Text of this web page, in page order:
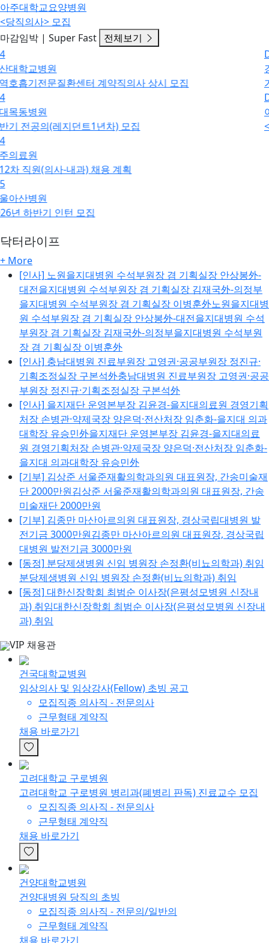
아주대학교요양병원
<당직의사> 모집
마감임박 | Super Fast 전체보기
D-5
경기도의료원 의정부병원
가정의학과 전문의사(비정규직) 초빙 공고
D-25
아주대학교요양병원
<당직의사> 모집
닥터라이프
+ More
[인사] 노원을지대병원 수석부원장 겸 기획실장 안상봉外-
대전을지대병원 수석부원장 겸 기획실장 김재국外-의정부
을지대병원 수석부원장 겸 기획실장 이병훈外노원을지대병
원 수석부원장 겸 기획실장 안상봉外-대전을지대병원 수석
부원장 겸 기획실장 김재국外-의정부을지대병원 수석부원
장 겸 기획실장 이병훈外
[인사] 충남대병원 진료부원장 고영권·공공부원장 정진규·
기획조정실장 구본석外충남대병원 진료부원장 고영권·공공
부원장 정진규·기획조정실장 구본석外
[인사] 을지재단 운영본부장 김윤경-을지대의료원 경영기획
처장 손병관·약제국장 양은덕·전산처장 임춘화-을지대 의과
대학장 유승민外을지재단 운영본부장 김윤경-을지대의료
원 경영기획처장 손병관·약제국장 양은덕·전산처장 임춘화-
을지대 의과대학장 유승민外
[기부] 김상준 서울준재활의학과의원 대표원장, 간송미술재
단 2000만원김상준 서울준재활의학과의원 대표원장, 간송
미술재단 2000만원
[기부] 김종만 마산아르의원 대표원장, 경상국립대병원 발
전기금 3000만원김종만 마산아르의원 대표원장, 경상국립
대병원 발전기금 3000만원
[동정] 분당제생병원 신임 병원장 손정환(비뇨의학과) 취임
분당제생병원 신임 병원장 손정환(비뇨의학과) 취임
[동정] 대한신장학회 최범순 이사장(은평성모병원 신장내
과) 취임대한신장학회 최범순 이사장(은평성모병원 신장내
과) 취임
VIP 채용관
건국대학교병원
임상의사 및 임상강사(Fellow) 초빙 공고
모집직종 의사직 - 전문의사
근무형태 계약직
채용 바로가기
고려대학교 구로병원
고려대학교 구로병원 병리과(폐병리 판독) 진료교수 모집
모집직종 의사직 - 전문의사
근무형태 계약직
채용 바로가기
건양대학교병원
건양대병원 당직의 초빙
모집직종 의사직 - 전문의/일반의
근무형태 계약직
채용 바로가기